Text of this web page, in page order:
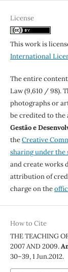
License
This work is
International
The entire
Law (9,610 / 98).
photographs or
be credited to the
Gestão e
theCreative
sharing under the
and create works
attribution of
charge on the
How to Cite
THE TEACHING
2007 AND 2009.
30–39, 1 Jun.2012.